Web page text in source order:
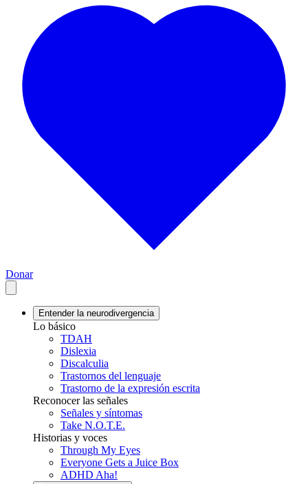
Donar
Entender la neurodivergencia
Lo básico
TDAH
Dislexia
Discalculia
Trastornos del lenguaje
Trastorno de la expresión escrita
Reconocer las señales
Señales y síntomas
Take N.O.T.E.
Historias y voces
Through My Eyes
Everyone Gets a Juice Box
ADHD Aha!